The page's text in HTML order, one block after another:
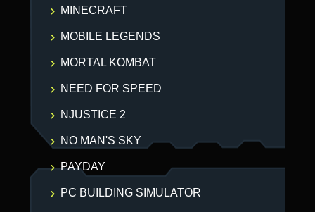
MINECRAFT
MOBILE LEGENDS
MORTAL KOMBAT
NEED FOR SPEED
NJUSTICE 2
NO MAN'S SKY
PAYDAY
PC BUILDING SIMULATOR